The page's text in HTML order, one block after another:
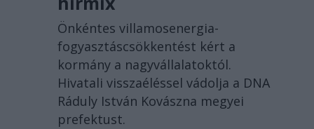
Önkéntes villamosenergia-
fogyasztáscsökkentést kért a
kormány a nagyvállalatoktól.
Hivatali visszaéléssel vádolja a DNA
Ráduly István Kovászna megyei
prefektust.